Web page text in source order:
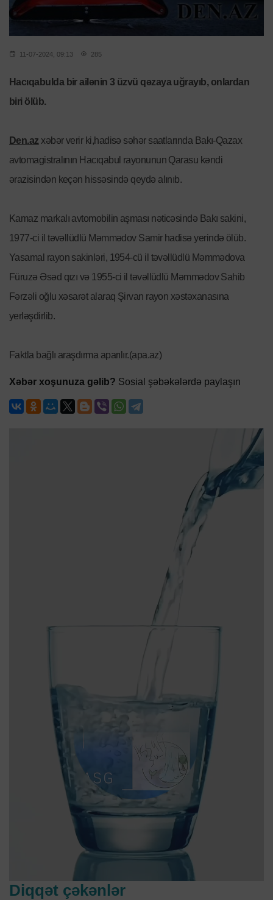
11-07-2024, 09:13 285
Hacıqabulda bir ailənin 3 üzvü qəzaya uğrayıb, onlardan
biri ölüb.
Den.az xəbər verir ki,hadisə səhər saatlarında Bakı-Qazax
avtomagistralının Hacıqabul rayonunun Qarasu kəndi
ərazisindən keçən hissəsində qeydə alınıb.
Kamaz markalı avtomobilin aşması nəticəsində Bakı sakini,
1977-ci il təvəllüdlü Məmmədov Samir hadisə yerində ölüb.
Yasamal rayon sakinləri, 1954-cü il təvəllüdlü Məmmədova
Füruzə Əsəd qızı və 1955-ci il təvəllüdlü Məmmədov Sahib
Fərzəli oğlu xəsarət alaraq Şirvan rayon xəstəxanasına
yerləşdirlib.
Faktla bağlı araşdırma aparılır.(apa.az)
Xəbər xoşunuza gəlib? Sosial şəbəkələrdə paylaşın
Diqqət çəkənlər